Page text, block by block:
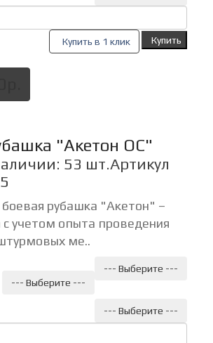
Купить в 1 клик
Купить
"Акетон ОС"
53 шт.Артикул
боевая рубашка "Акетон" –
с учетом опыта проведения
ме..
--- Выберите ---
--- Выберите ---
--- Выберите ---